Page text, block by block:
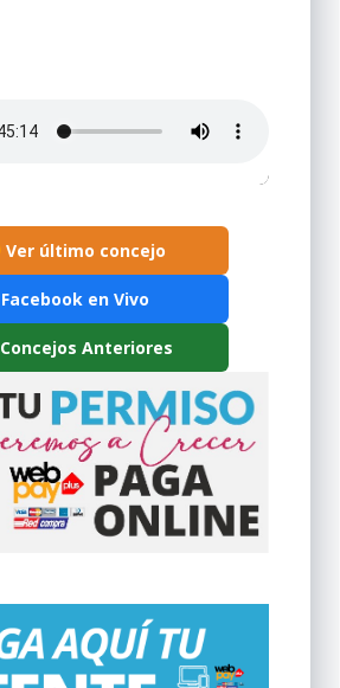
Ver último concejo
Facebook en Vivo
Concejos Anteriores